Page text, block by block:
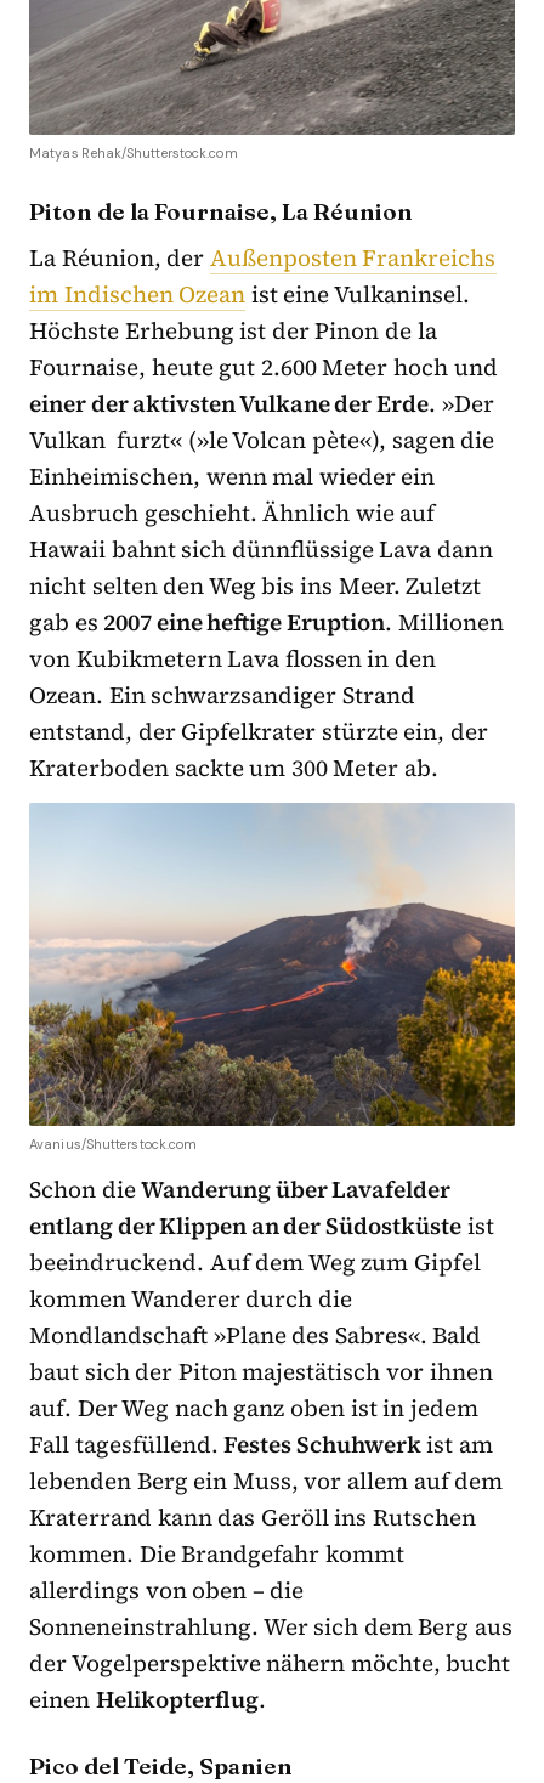
Matyas Rehak/Shutterstock.com
Piton de la Fournaise, La Réunion
La Réunion, derAußenposten Frankreichs
im Indischen Ozeanist eine Vulkaninsel.
Höchste Erhebung ist der Pinon de la
Fournaise, heute gut 2.600 Meter hoch und
einer der aktivsten Vulkane der Erde. »Der
Vulkan furzt« (»le Volcan pète«), sagen die
Einheimischen, wenn mal wieder ein
Ausbruch geschieht. Ähnlich wie auf
Hawaii bahnt sich dünnflüssige Lava dann
nicht selten den Weg bis ins Meer. Zuletzt
gab es 2007 eine heftige Eruption. Millionen
von Kubikmetern Lava flossen in den
Ozean. Ein schwarzsandiger Strand
entstand, der Gipfelkrater stürzte ein, der
Kraterboden sackte um 300 Meter ab.
Avanius/Shutterstock.com
Schon dieWanderung über Lavafelder
entlang der Klippen an der Südostküsteist
beeindruckend. Auf dem Weg zum Gipfel
kommen Wanderer durch die
Mondlandschaft »Plane des Sabres«. Bald
baut sich der Piton majestätisch vor ihnen
auf. Der Weg nach ganz oben ist in jedem
Fall tagesfüllend.Festes Schuhwerkist am
lebenden Berg ein Muss, vor allem auf dem
Kraterrand kann das Geröll ins Rutschen
kommen. Die Brandgefahr kommt
allerdings von oben – die
Sonneneinstrahlung. Wer sich dem Berg aus
der Vogelperspektive nähern möchte, bucht
einenHelikopterflug.
Pico del Teide, Spanien